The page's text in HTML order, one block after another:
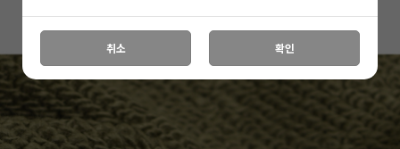
취소 확인